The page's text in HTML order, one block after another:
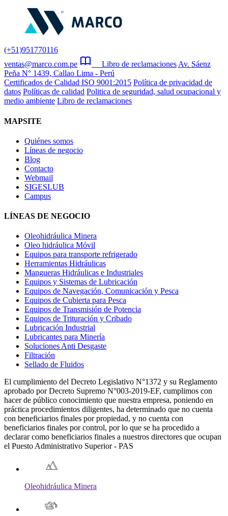
(+51)951770116
ventas@marco.com.pe
Libro de reclamaciones Av. Sáenz
Peña N° 1439, Callao Lima - Perú
Certificados de Calidad ISO 9001:2015 Política de privacidad de
datos Políticas de calidad Politica de seguridad, salud ocupacional y
medio ambiente Libro de reclamaciones
MAPSITE
Quiénes somos
Líneas de negocio
Blog
Contacto
Webmail
SIGESLUB
Campus
LÍNEAS DE NEGOCIO
Oleohidráulica Minera
Oleo hidráulica Móvil
Equipos para transporte refrigerado
Herramientas Hidráulicas
Mangueras Hidráulicas e Industriales
Equipos y Sistemas de Lubricación
Equipos de Navegación, Comunicación y Pesca
Equipos de Cubierta para Pesca
Equipos de Transmisión de Potencia
Equipos de Trituración y Cribado
Lubricación Industrial
Lubricantes para Minería
Soluciones Anti Desgaste
Filtración
Sellado de Fluidos
El cumplimiento del Decreto Legislativo N°1372 y su Reglamento
aprobado por Decreto Supremo N°003-2019-EF, cumplimos con
hacer de público conocimiento que nuestra empresa, poniendo en
práctica procedimientos diligentes, ha determinado que no cuenta
con beneficiarios finales por propiedad, y no cuenta con
beneficiarios finales por control, por lo que se ha procedido a
declarar como beneficiarios finales a nuestros directores que ocupan
el Puesto Administrativo Superior - PAS
Oleohidráulica Minera